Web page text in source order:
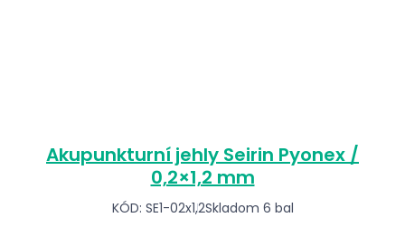
Akupunkturní jehly Seirin Pyonex /
0,2×1,2 mm
KÓD: SE1-02x1,2Skladom 6 bal